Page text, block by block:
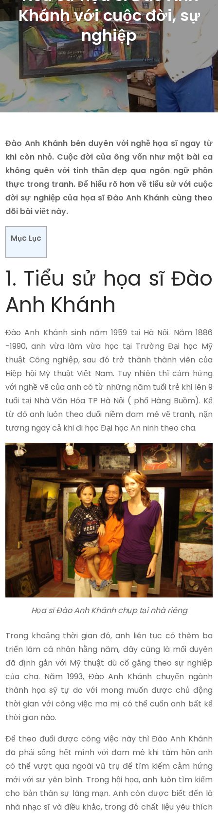
Khánh với cuộc đời, sự
nghiệp
Đào Anh Khánh bén duyên với nghề họa sĩ ngay từ
khi còn nhỏ. Cuộc đời của ông vốn như một bài ca
không quên với tinh thần đẹp qua ngôn ngữ phồn
thực trong tranh. Để hiểu rõ hơn về tiểu sử với cuộc
đời sự nghiệp của họa sĩ Đào Anh Khánh cùng theo
dõi bài viết này.
Mục Lục
1. Tiểu sử họa sĩ Đào
Anh Khánh
Đào Anh Khánh sinh năm 1959 tại Hà Nội. Năm 1886
-1990, anh vừa làm vừa học tại Trường Đại học Mỹ
thuật Công nghiệp, sau đó trở thành thành viên của
Hiệp hội Mỹ thuật Việt Nam. Tuy nhiên thì cảm hứng
với nghề vẽ của anh có từ những năm tuổi trẻ khi lên 9
tuổi tại Nhà Văn Hóa TP Hà Nội ( phố Hàng Buồm). Kể
từ đó anh luôn theo đuổi niềm đam mê vẽ tranh, nặn
tương ngay cả khi đi học Đại học An ninh theo cha.
Họa sĩ Đào Anh Khánh chụp tại nhà riêng
Trong khoảng thời gian đó, anh liên tục có thêm ba
triển lãm cá nhân hằng năm, đây cũng là mối duyên
đã định gắn với Mỹ thuật dù cố gắng theo sự nghiệp
của cha. Năm 1993, Đào Anh Khánh chuyển ngành
thành họa sỹ tự do với mong muốn được chủ động
thời gian với công việc ma mị có thể cuốn anh bất kể
thời gian nào.
Để theo đuổi được công việc này thì Đào Anh Khánh
đã phải sống hết mình với đam mê khi tâm hồn anh
có thể vượt qua ngoài vũ trụ để tìm kiếm cảm hứng
mới với sự yên bình. Trong hội họa, anh luôn tìm kiếm
cho bản thân sự lãng mạn. Anh còn được biết đến là
nhà nhạc sĩ và điều khắc, trong đó chất liệu yêu thích